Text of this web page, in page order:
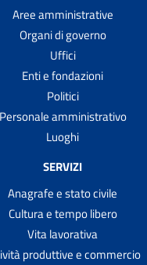
Aree amministrative
Organi di governo
Uffici
Enti e fondazioni
Politici
Personale amministrativo
Luoghi
SERVIZI
Anagrafe e stato civile
Cultura e tempo libero
Vita lavorativa
produttive e commercio